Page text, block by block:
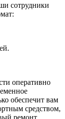
сотрудники
оперативно
обеспечит вам
средством,
ремонт